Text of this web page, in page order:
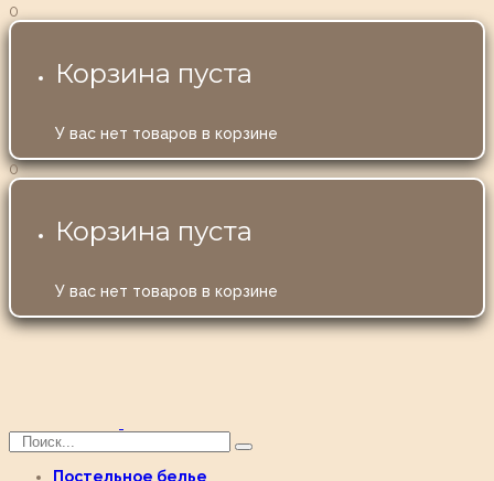
0
Корзина пуста
У вас нет товаров в корзине
0
Корзина пуста
У вас нет товаров в корзине
Постельное белье